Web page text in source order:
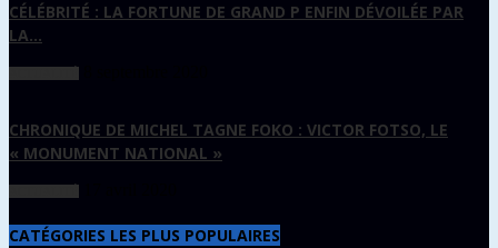
CÉLÉBRITÉ : LA FORTUNE DE GRAND P ENFIN DÉVOILÉE PAR
LA...
CHRONIQUE DE MICHEL TAGNE FOKO : VICTOR FOTSO, LE
« MONUMENT NATIONAL »
CATÉGORIES LES PLUS POPULAIRES